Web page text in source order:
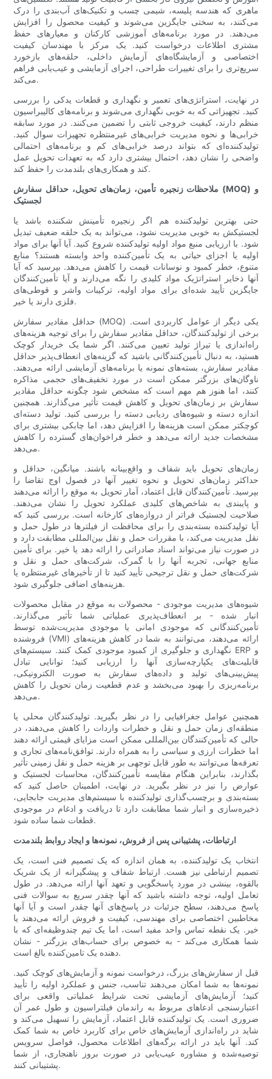
ماهری که هندسه پلیسه، شیمی چسب و تکنیک‌های آب‌بندی را درک
می‌کنند، به سختی جایگزین می‌شوند و کیفیت محصول را افزایش
می‌دهند. در مورد برنامه‌های آموزشی کارکنان و معیارهای حفظ
مشتری اطلاعات درخواست کنید. یک مرکز با مهندسان کیفیت
اختصاصی و آزمایشگاه‌های آزمایش داخلی، حلقه‌های بازخورد
سریع‌تری را برای تغییرات طراحی، اجرای آزمایشی و عیب‌یابی فراهم
می‌کند.
در نهایت، استراتژی‌های تعمیر و نگهداری و قطعات یدکی را بررسی
کنید. تجهیزاتی که به خوبی نگهداری می‌شوند و برنامه‌های کالیبراسیون
منظم دارند، کیفیت خروجی ثابتی را تضمین می‌کنند. در مورد سابقه
خرابی‌ها و نحوه مدیریت خرابی‌های غیرمنتظره تجهیزات سوال کنید.
تولیدکننده‌ای که بتواند درصد خرابی‌های کم و برنامه‌های احتمالی
واضحی را نشان دهد، احتمال بیشتری دارد که به تعهدات تحویل عمل
کند و همکاری‌های بلندمدت را حفظ کند.
ملاحظات زنجیره تأمین، زمان‌های تحویل، حداقل سفارش (MOQ) و
لجستیک
حتی بهترین تولیدکننده هم اگر زنجیره تأمینش شکننده باشد یا
لجستیکش به خوبی مدیریت نشود، می‌تواند به یک حلقه ضعیف تبدیل
شود. با ارزیابی منبع مواد اولیه تولیدکننده شروع کنید. آیا آنها برای مواد
اولیه یا اجزای حیاتی به یک تأمین‌کننده واحد وابسته هستند؟ منابع
متنوع، خطر کمبود و نوسانات قیمت را کاهش می‌دهد. بپرسید که آیا
آنها ذخایر استراتژیک مواد کلیدی را نگه می‌دارند و آیا تأمین‌کنندگان
جایگزین تأیید شده‌ای برای مواد اولیه، ترکیبات واشر و قوطی‌های
فلزی دارند یا خیر.
حداقل مقادیر سفارش (MOQ) یکی دیگر از عوامل کاربردی است.
برخی از تولیدکنندگان، حداقل مقادیر سفارش را برای توجیه هزینه‌های
راه‌اندازی یا تیراژ تولید تعیین می‌کنند. اگر شما یک خریدار کوچک
هستید، به دنبال تأمین‌کنندگانی باشید که گزینه‌های انعطاف‌پذیر حداقل
مقادیر سفارش، بسته‌های نمونه یا برنامه‌های آزمایشی ارائه می‌دهند.
ناوگان‌های بزرگتر ممکن است در مورد تخفیف‌های حجمی مذاکره
کنند، اما هنوز هم مهم است که مشخص شود چگونه حداقل مقادیر
سفارش بر زمان‌های تحویل و کاهش قیمت تأثیر می‌گذارند. همچنین
اندازه دسته و شیوه‌های ردیابی دسته را بررسی کنید. تولید دسته‌ای
کوچکتر ممکن است هزینه‌ها را افزایش دهد، اما چابکی بیشتری برای
مشخصات جدید ارائه می‌دهد و خطر فراخوان‌های گسترده را کاهش
می‌دهد.
زمان‌های تحویل باید شفاف و واقع‌بینانه باشند. میانگین، حداقل و
حداکثر زمان‌های تحویل و نحوه تغییر آنها در فصول اوج تقاضا را
بپرسید. تأمین‌کنندگان قابل اعتماد، آمار تحویل به موقع را ارائه می‌دهند
و پایبندی به شاخص‌های کلیدی عملکرد تحویل را نشان می‌دهند.
صلاحیت لجستیک فراتر از دروازه‌های کارخانه است. بررسی کنید که
آیا تولیدکننده بسته‌بندی را برای محافظت از فیلترها در طول حمل و
نقل مدیریت می‌کند، با مقررات حمل و نقل بین‌المللی مطابقت دارد و
در صورت نیاز می‌تواند اسناد صادراتی را ارائه دهد یا خیر. برای تأمین
منابع جهانی، تجربه آنها را با گمرک، شرکت‌های حمل و نقل و
شرکت‌های حمل و نقل ترجیحی تأیید کنید تا از تأخیرهای غیرمنتظره یا
هزینه‌های اضافی جلوگیری شود.
شیوه‌های مدیریت موجودی - محصولات به موقع در مقابل محصولات
انبار شده - بر انعطاف‌پذیری عملیاتی شما تأثیر می‌گذارند.
تأمین‌کنندگانی که موجودی امانی یا موجودی مدیریت‌شده توسط
فروشنده (VMI) ارائه می‌دهند، می‌توانند به شما در کاهش هزینه‌های
نگهداری و جلوگیری از کمبود موجودی کمک کنند. سیستم‌های ERP و
قابلیت‌های یکپارچه‌سازی آنها را ارزیابی کنید؛ توانایی تبادل
پیش‌بینی‌های تولید و داده‌های سفارش به صورت الکترونیکی،
برنامه‌ریزی را بهبود می‌بخشد و عدم قطعیت زمان تحویل را کاهش
می‌دهد.
همچنین عوامل جغرافیایی را در نظر بگیرید. تولیدکنندگان محلی یا
منطقه‌ای زمان حمل و نقل و خطرات واردات را کاهش می‌دهند، در
حالی که تأمین‌کنندگان بین‌المللی ممکن است مزایای قیمتی ارائه دهند
اما خطرات ارزی و سیاسی را به همراه دارند. توافق‌نامه‌های تجاری و
تعرفه‌ها می‌توانند به طور قابل توجهی بر هزینه حمل و نقل زمینی تأثیر
بگذارند، بنابراین هنگام مقایسه تأمین‌کنندگان، محاسبات لجستیک و
عوارض را نیز در نظر بگیرید. در نهایت، اطمینان حاصل کنید که
بسته‌بندی و برچسب‌گذاری تولیدکننده با سیستم‌های مدیریت جابجایی،
ذخیره‌سازی و انبار شما مطابقت دارد تا دریافت و ادغام در موجودی
قطعات شما ساده شود.
ارتباطات، پشتیبانی پس از فروش، نمونه‌ها و ایجاد روابط بلندمدت
انتخاب یک تولیدکننده، به همان اندازه که یک تصمیم فنی است، یک
تصمیم ارتباطی نیز هست. ارتباط شفاف و پیشگیرانه از یک شریک
بالقوه، بینشی در مورد پاسخگویی و تعهد آنها ارائه می‌دهد. در طول
تعامل اولیه، توجه داشته باشید که آنها چقدر سریع به سوالات فنی
پاسخ می‌دهند، سطح جزئیات در پاسخ‌های آنها چقدر است و آیا آنها
مخاطبین اختصاصی برای مهندسی، کیفیت و فروش ارائه می‌دهند یا
خیر. یک نقطه تماس واحد مفید است، اما یک تیم چندوظیفه‌ای که با
شما همکاری می‌کند - به خصوص برای حساب‌های بزرگتر - نشان
دهنده یک تامین‌کننده بالغ است.
قبل از سفارش‌های بزرگ، درخواست نمونه و آزمایش‌های کوچک کنید.
نمونه‌ها به شما امکان می‌دهند تناسب، جنس و عملکرد اولیه را تأیید
کنید؛ آزمایش‌های آزمایشی تحت شرایط عملیاتی واقعی برای
اعتبارسنجی ادعاهای مربوط به راندمان فیلتراسیون و طول عمر آن
ضروری است. یک تولیدکننده قابل اعتماد، آزمایش را تسهیل می‌کند و
شاید در راه‌اندازی آزمایش‌های خاص برای کاربرد خاص به شما کمک
کند. آنها باید در ارائه برگه‌های اطلاعات محصول، فواصل سرویس
توصیه‌شده و مشاوره عیب‌یابی در صورت بروز ناهنجاری، از شما
پشتیبانی کنند.